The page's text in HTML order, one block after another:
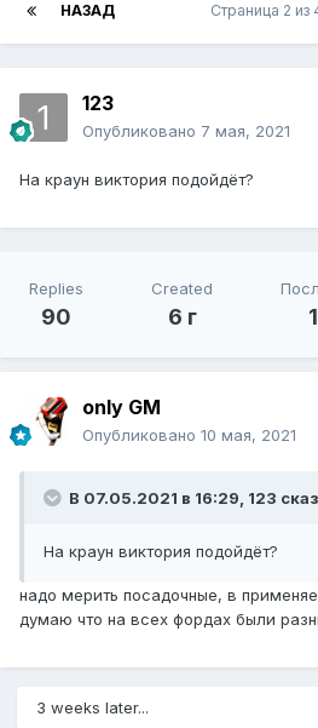
НАЗАД Страница 2 из
123
Опубликовано 7 мая, 2021
На краун виктория подойдёт?
Replies
90
Created
6 г
only GM
Опубликовано 10 мая, 2021
В 07.05.2021 в 16:29, 123
На краун виктория подойдёт?
надо мерить посадочные, в
думаю что на всех фордах были
3 weeks later...